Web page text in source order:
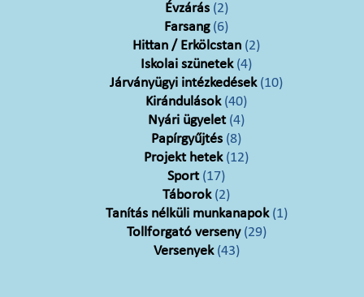
Évzárás(2)
Farsang(6)
Hittan / Erkölcstan (2)
Iskolai szünetek(4)
Járványügyi intézkedések(10)
Kirándulások(40)
Nyári ügyelet(4)
Papírgyűjtés (8)
Projekt hetek(12)
Sport(17)
Táborok(2)
Tanítás nélküli munkanapok(1)
Tollforgató verseny(29)
Versenyek(43)